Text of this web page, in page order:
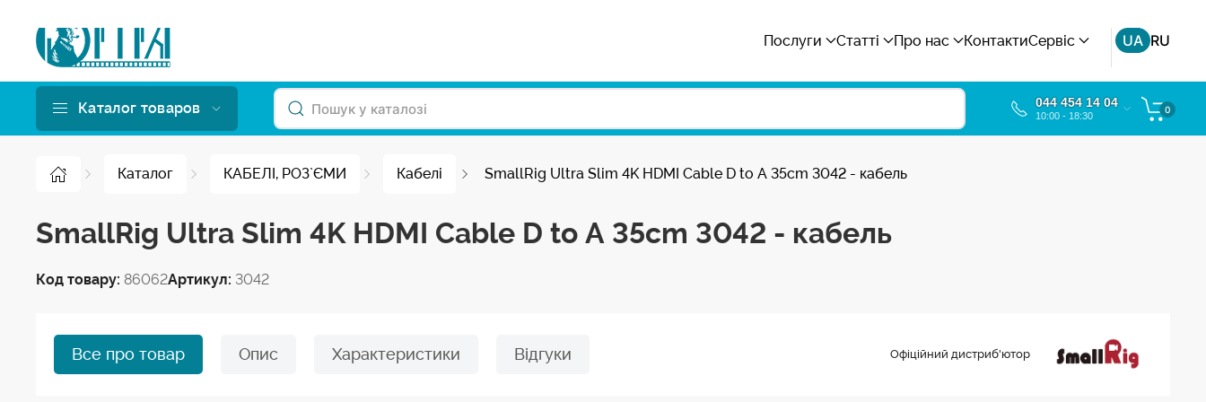
Послуги Статті Про нас КонтактиСервіс UA RU
Каталог товаров 044 454 14 04
10:00 - 18:30
0
Каталог КАБЕЛІ, РОЗ`ЄМИ Кабелі SmallRig Ultra Slim 4K HDMI Cable D to A 35cm 3042 - кабель
SmallRig Ultra Slim 4K HDMI Cable D to A 35cm 3042 - кабель
Код товару: 86062Артикул: 3042
Все про товар Опис Характеристики Відгуки Офіційний дистриб'ютор